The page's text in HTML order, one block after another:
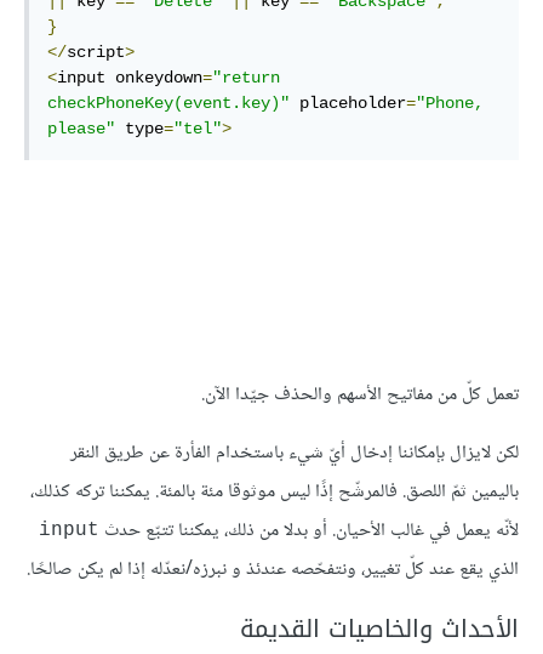
}
</script>
<input onkeydown="return
checkPhoneKey(event.key)" placeholder="Phone,
please" type="tel">
تعمل كلّ من مفاتيح اﻷسهم والحذف جيّدا الآن.
لكن لايزال بإمكاننا إدخال أيّ شيء باستخدام الفأرة عن طريق النقر
باليمين ثمّ اللصق. فالمرشّح إذًا ليس موثوقا مئة بالمئة. يمكننا تركه كذلك،
لأنّه يعمل في غالب الأحيان. أو بدلا من ذلك، يمكننا تتبّع حدث input
الذي يقع عند كلّ تغيير، ونتفحّصه عندئذ و نبرزه/نعدّله إذا لم يكن صالحًا.
الأحداث والخاصيات القديمة